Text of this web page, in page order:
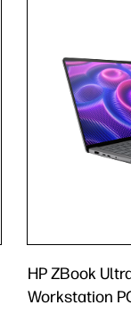
HP ZBook
Workstation